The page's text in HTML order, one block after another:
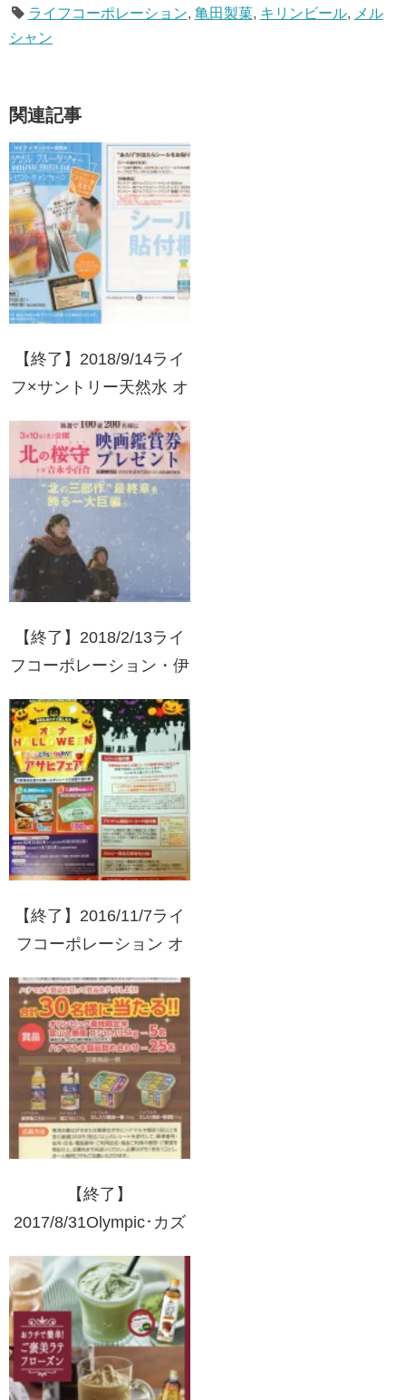
ライフコーポレーション, 亀田製菓, キリンビール, メル
シャン
関連記事
【終了】2018/9/14ライ
フ×サントリー天然水 オ
プレゼント
【終了】2018/2/13ライ
フコーポレーション・伊
で福を呼ぼう！『北の桜
守』映画鑑賞券プレゼン
ト
【終了】2016/11/7ライ
フコーポレーション オ
LET’S!PARTY!アサヒフ
ェア
【終了】
2017/8/31Olympic･カズ
キ製品を買って賞品をゲ
ットしよう!!